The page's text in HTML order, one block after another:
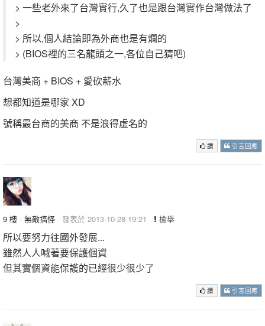
> 一些老外來了台灣實行,久了也是跟台灣實作台灣做法了
>
> 所以,個人結論即為外商也是有爛的
> (BIOS裡的三名龍頭之一,各位自己猜吧)
台灣美商 + BIOS + 愛砍薪水
想都知道是哪家 XD
號稱最台商的美商 不是浪得虛名的
讚 引言回應
9 樓 · 無敵搞怪 · 發表於 2013-10-28 19:21 · 檢舉
所以要努力往國外發展...
雖然人人喊著要保護個資
但其實個資能保護的已經很少很少了
讚 引言回應